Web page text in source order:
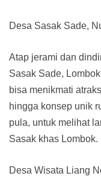
Desa Sasak Sade,
Atap jerami dan
Sasak Sade,
bisa menikmati
hingga konsep unik
pula, untuk melihat
Sasak khas Lombok.
Desa Wisata Liang